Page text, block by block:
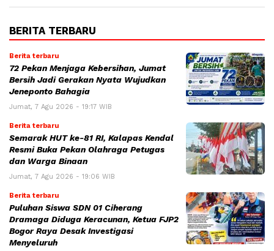
BERITA TERBARU
Berita terbaru
72 Pekan Menjaga Kebersihan, Jumat
Bersih Jadi Gerakan Nyata Wujudkan
Jeneponto Bahagia
Jumat, 7 Agu 2026 - 19:17 WIB
Berita terbaru
Semarak HUT ke-81 RI, Kalapas Kendal
Resmi Buka Pekan Olahraga Petugas
dan Warga Binaan
Jumat, 7 Agu 2026 - 19:06 WIB
Berita terbaru
Puluhan Siswa SDN 01 Ciherang
Dramaga Diduga Keracunan, Ketua FJP2
Bogor Raya Desak Investigasi
Menyeluruh